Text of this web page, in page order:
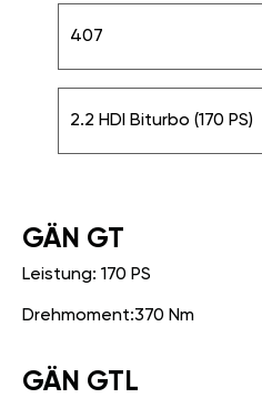
407
2.2 HDI Biturbo (170 PS)
GÄN GT
Leistung: 170 PS
Drehmoment:370 Nm
GÄN GTL